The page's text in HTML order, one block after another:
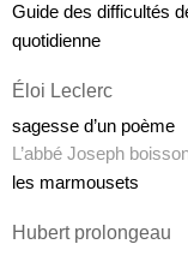
Guide des difficultés
quotidienne
Éloi Leclerc
sagesse d’un poème
L’abbé Joseph
les marmousets
Hubert prolongeau